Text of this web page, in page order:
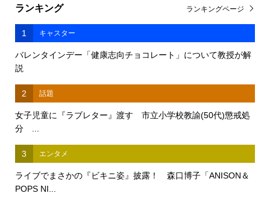
ランキング
1 キャスター
バレンタインデー「健康志向チョコレート」について教授が解
説
2 話題
女子児童に『ラブレター』渡す 市立小学校教諭(50代)懲戒処
分 ...
3 エンタメ
ライブでまさかの『ビキニ姿』披露！ 森口博子「ANISON＆
POPS NI...
ランキングページ